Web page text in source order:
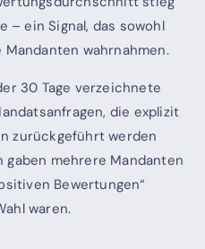
– ein Signal, das sowohl
wahrnahmen.
30 Tage verzeichnete
die explizit
zurückgeführt werden
gaben mehrere Mandanten
Bewertungen“
waren.